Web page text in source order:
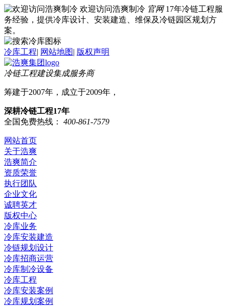
欢迎访问浩爽制冷 官网 17年冷链工程服
务经验，提供冷库设计、安装建造、维保及冷链园区规划方
案。
冷库工程| 网站地图| 版权声明
冷链工程建设集成服务商
筹建于2007年，成立于2009年，
深耕冷链工程17年
全国免费热线：
400-861-7579
网站首页
关于浩爽
浩爽简介
资质荣誉
执行团队
企业文化
诚聘英才
版权中心
冷库业务
冷库安装建造
冷链规划设计
冷库招商运营
冷库制冷设备
冷库工程
冷库安装案例
冷库规划案例